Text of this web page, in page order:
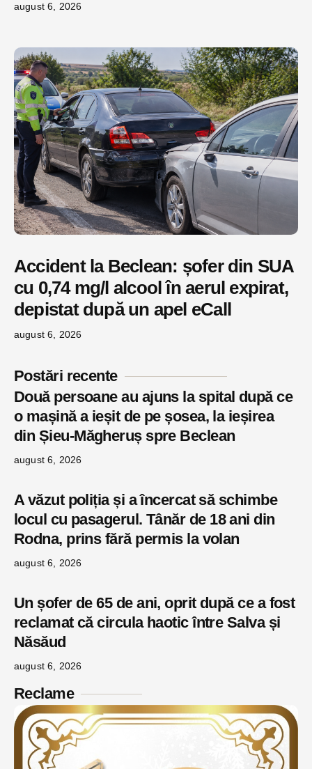
august 6, 2026
Accident la Beclean: șofer din SUA
cu 0,74 mg/l alcool în aerul expirat,
depistat după un apel eCall
august 6, 2026
Postări recente
Două persoane au ajuns la spital după ce
o mașină a ieșit de pe șosea, la ieșirea
din Șieu-Măgheruș spre Beclean
august 6, 2026
A văzut poliția și a încercat să schimbe
locul cu pasagerul. Tânăr de 18 ani din
Rodna, prins fără permis la volan
august 6, 2026
Un șofer de 65 de ani, oprit după ce a fost
reclamat că circula haotic între Salva și
Năsăud
august 6, 2026
Reclame